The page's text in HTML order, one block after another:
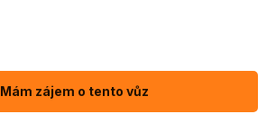
Mám zájem o tento vůz